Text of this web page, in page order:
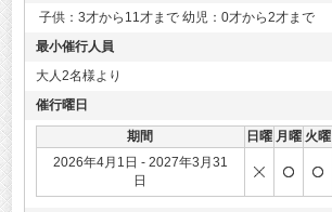
子供：3才から11才まで 幼児：0才から2才まで
最小催行人員
大人2名様より
催行曜日
期間 日曜 月曜 火曜
2026年4月1日 - 2027年3月31
日